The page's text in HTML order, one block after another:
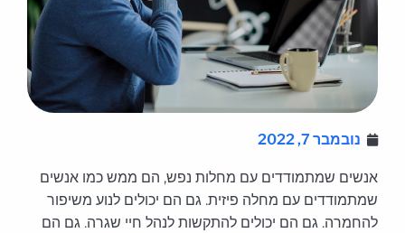
נובמבר 7, 2022
אנשים שמתמודדים עם מחלות נפש, הם ממש כמו אנשים
שמתמודדים עם מחלה פיזית. גם הם יכולים לנוע משיפור
להחמרה. גם הם יכולים להתקשות לנהל חיי שגרה. גם הם